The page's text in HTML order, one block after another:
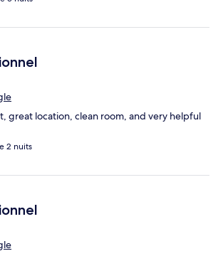
great location, clean room, and very helpful
2 nuits